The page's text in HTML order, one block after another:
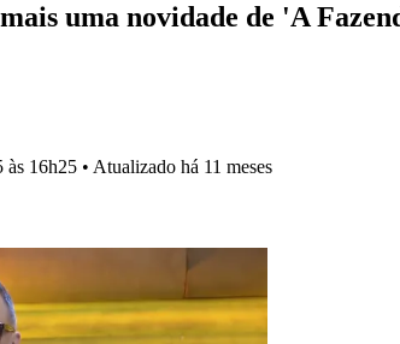
uma novidade de 'A
às 16h25 • Atualizado há 11 meses